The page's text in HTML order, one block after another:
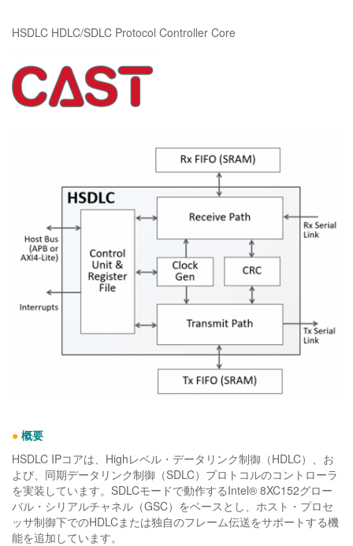
HSDLC HDLC/SDLC Protocol Controller Core
● 概要
HSDLC IPコアは、Highレベル・データリンク制御（HDLC）、お
よび、同期データリンク制御（SDLC）プロトコルのコントローラ
を実装しています。SDLCモードで動作するIntel® 8XC152グロー
バル・シリアルチャネル（GSC）をベースとし、ホスト・プロセ
ッサ制御下でのHDLCまたは独自のフレーム伝送をサポートする機
能を追加しています。